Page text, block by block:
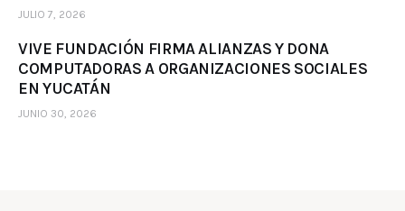
JULIO 7, 2026
VIVE FUNDACIÓN FIRMA ALIANZAS Y DONA
COMPUTADORAS A ORGANIZACIONES SOCIALES
EN YUCATÁN
JUNIO 30, 2026